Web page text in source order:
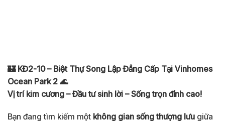
🏰 KĐ2-10 – Biệt Thự Song Lập Đẳng Cấp Tại Vinhomes
Ocean Park 2 🌊
Vị trí kim cương – Đầu tư sinh lời – Sống trọn đỉnh cao!
Bạn đang tìm kiếm một không gian sống thượng lưu giữa